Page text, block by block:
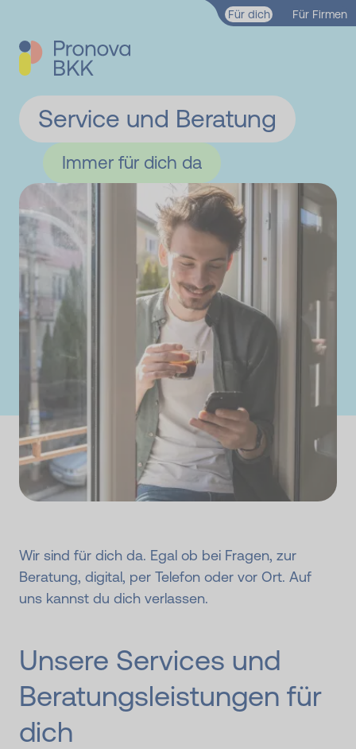
Zum Hauptinhalt springen
Für dich Für Firmen
Service und Beratung
Immer für dich da
Wir sind für dich da. Egal ob bei Fragen, zur
Beratung, digital, per Telefon oder vor Ort. Auf
uns kannst du dich verlassen.
Unsere Services und
Beratungs­leistungen für
dich